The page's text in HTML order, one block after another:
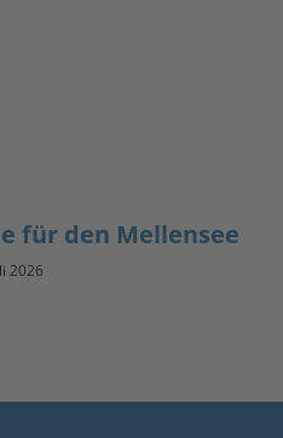
für den Mellensee
2026